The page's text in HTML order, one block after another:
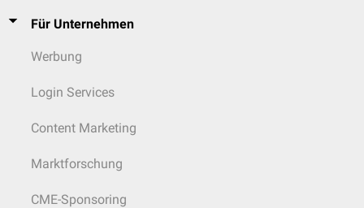
Für Unternehmen
Werbung
Login Services
Content Marketing
Marktforschung
CME-Sponsoring